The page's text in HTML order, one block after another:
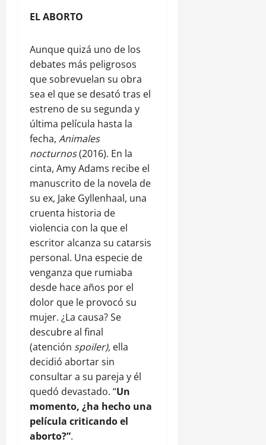
EL ABORTO
Aunque quizá uno de los
debates más peligrosos
que sobrevuelan su obra
sea el que se desató tras el
estreno de su segunda y
última película hasta la
fecha, Animales
nocturnos(2016). En la
cinta, Amy Adams recibe el
manuscrito de la novela de
su ex, Jake Gyllenhaal, una
cruenta historia de
violencia con la que el
escritor alcanza su catarsis
personal. Una especie de
venganza que rumiaba
desde hace años por el
dolor que le provocó su
mujer. ¿La causa? Se
descubre al final
(atención spoiler), ella
decidió abortar sin
consultar a su pareja y él
quedó devastado. “Un
momento, ¿ha hecho una
película criticando el
aborto?”.